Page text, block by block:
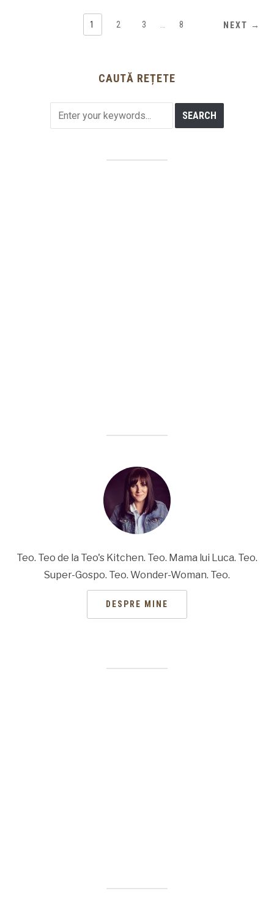
1 2 3 8 NEXT →
CAUTĂ REȚETE
Teo. Teo de la Teo's Kitchen. Teo. Mama lui Luca. Teo.
Super-Gospo. Teo. Wonder-Woman. Teo.
DESPRE MINE